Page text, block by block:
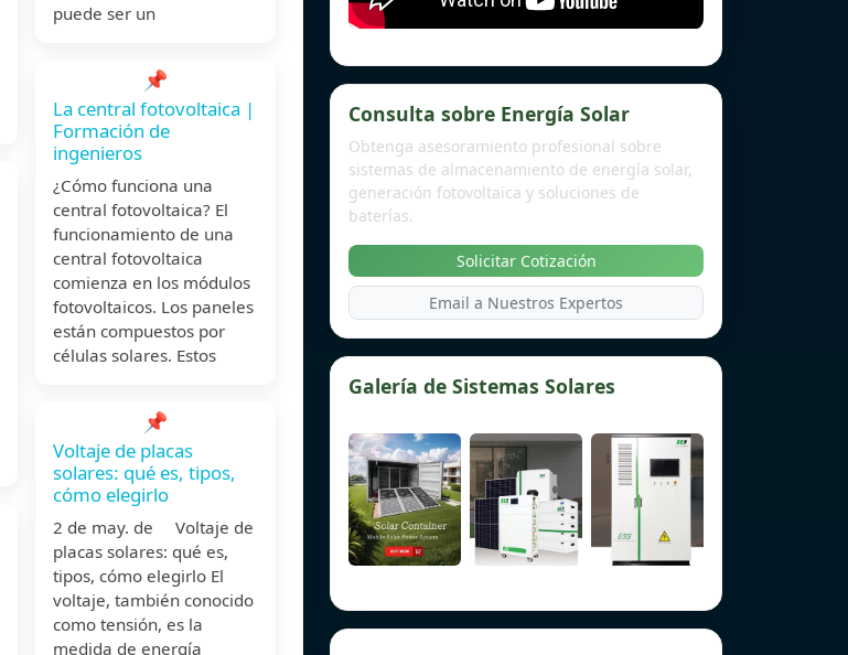
puede ser un
📌
La central fotovoltaica |
Formación de
ingenieros
¿Cómo funciona una
central fotovoltaica? El
funcionamiento de una
central fotovoltaica
comienza en los módulos
fotovoltaicos. Los paneles
están compuestos por
células solares. Estos
📌
Voltaje de placas
solares: qué es, tipos,
cómo elegirlo
2 de may. de Voltaje de
placas solares: qué es,
tipos, cómo elegirlo El
voltaje, también conocido
como tensión, es la
medida de energía
Consulta sobre Energía Solar
Obtenga asesoramiento profesional sobre
sistemas de almacenamiento de energía solar,
generación fotovoltaica y soluciones de
baterías.
Solicitar Cotización
Email a Nuestros Expertos
Galería de Sistemas Solares